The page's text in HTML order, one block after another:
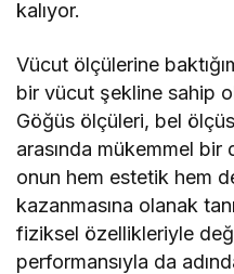
kalıyor.
Vücut ölçülerine
bir vücut şekline sahip
Göğüs ölçüleri, bel
arasında mükemmel bir
onun hem estetik hem
kazanmasına olanak
fiziksel özellikleriyle
performansıyla da